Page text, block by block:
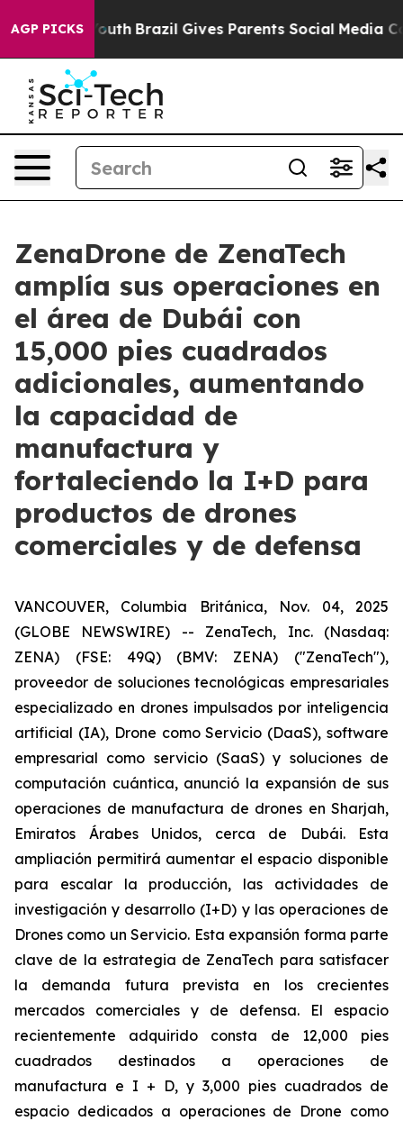
AGP PICKS
to Youth Brazil Gives Parents Social Media Controls
ZenaDrone de ZenaTech
amplía sus operaciones en
el área de Dubái con
15,000 pies cuadrados
adicionales, aumentando
la capacidad de
manufactura y
fortaleciendo la I+D para
productos de drones
comerciales y de defensa
VANCOUVER, Columbia Británica, Nov. 04, 2025
(GLOBE NEWSWIRE) -- ZenaTech, Inc. (Nasdaq:
ZENA) (FSE: 49Q) (BMV: ZENA) ("ZenaTech"),
proveedor de soluciones tecnológicas empresariales
especializado en drones impulsados por inteligencia
artificial (IA), Drone como Servicio (DaaS), software
empresarial como servicio (SaaS) y soluciones de
computación cuántica, anunció la expansión de sus
operaciones de manufactura de drones en Sharjah,
Emiratos Árabes Unidos, cerca de Dubái. Esta
ampliación permitirá aumentar el espacio disponible
para escalar la producción, las actividades de
investigación y desarrollo (I+D) y las operaciones de
Drones como un Servicio. Esta expansión forma parte
clave de la estrategia de ZenaTech para satisfacer
la demanda futura prevista en los crecientes
mercados comerciales y de defensa. El espacio
recientemente adquirido consta de 12,000 pies
cuadrados destinados a operaciones de
manufactura e I + D, y 3,000 pies cuadrados de
espacio dedicados a operaciones de Drone como